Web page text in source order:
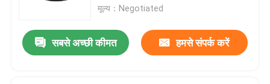
मूल्य：Negotiated
सबसे अच्छी कीमत हमसे संपर्क करें